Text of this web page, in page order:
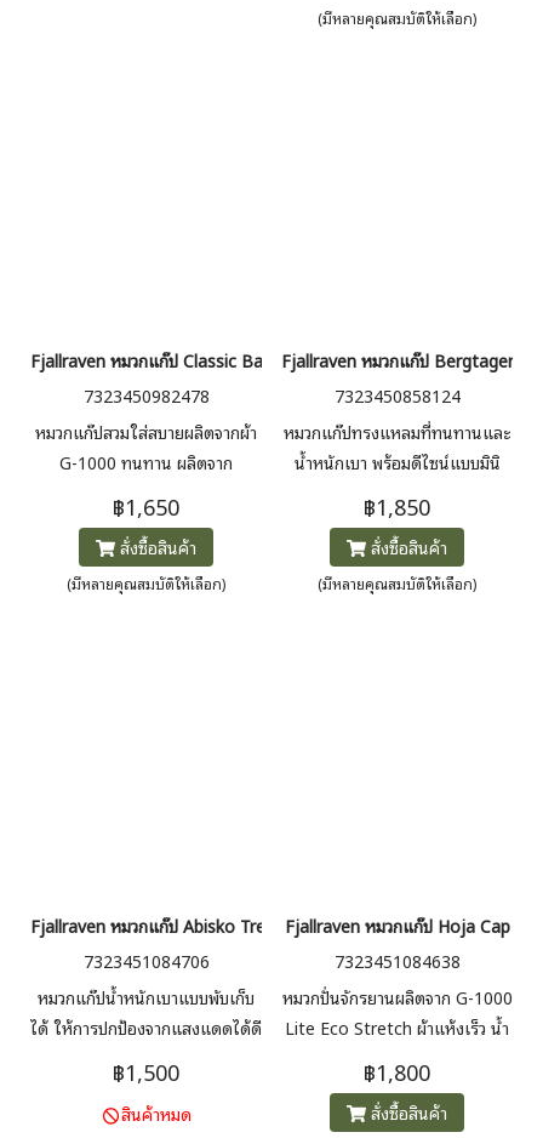
ยืดที่ปรับได้ด้านหลังช่วยให้พอดีตัว
(มีหลายคุณสมบัติให้เลือก)
Fjallraven หมวกแก๊ป Classic Badge Cap
7323450982478
หมวกแก๊ปสวมใส่สบายผลิตจากผ้า
G-1000 ทนทาน ผลิตจาก
อร์แกนิก ปรับสายได้ด้วยตะขอ
โลหะที่ด้านหลังและตราสัญลักษณ์
Fjällräven แบบคลาสสิกที่ด้าน
฿1,650
สั่งซื้อสินค้า
(มีหลายคุณสมบัติให้เลือก)
Fjallraven หมวกแก๊ป Bergtagen
7323450858124
หมวกแก๊ปทรงแหลมที่ทนทานและ
น้ำหนักเบา พร้อมดีไซน์แบบมินิ
แสงแดดจ้า หมวกแก๊ป
Bergtagen ผลิตด้วยโครงสร้างที่
ทนทานและยั่งยืนมากขึ้น เพื่อลด
฿1,850
สั่งซื้อสินค้า
(มีหลายคุณสมบัติให้เลือก)
Fjallraven หมวกแก๊ป Abisko Trekking Cap
7323451084706
หมวกแก๊ปน้ำหนักเบาแบบพับเก็บ
ได้ ให้การปกป้องจากแสงแดดได้ดี
ผลิตจากผ้าตาข่ายที่มีการระบาย
อากาศได้ดีพร้อมรายละเอียด G-
฿1,500
สินค้าหมด
Fjallraven หมวกแก๊ป Hoja Cap
7323451084638
หมวกปั่นจักรยานผลิตจาก G-1000
Lite Eco Stretch ผ้าแห้งเร็ว น้ำ
สวมไว้ใต้หมวกกันน็อคได้ด้วย
฿1,800
สั่งซื้อสินค้า